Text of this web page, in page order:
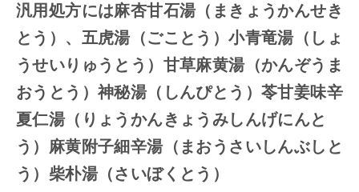
汎用処方には麻杏甘石湯（まきょうかんせき
とう）、五虎湯（ごことう）小青竜湯（しょ
うせいりゅうとう）甘草麻黄湯（かんぞうま
おうとう）神秘湯（しんぴとう）苓甘姜味辛
夏仁湯（りょうかんきょうみしんげにんと
う）麻黄附子細辛湯（まおうさいしんぶしと
う）柴朴湯（さいぼくとう）